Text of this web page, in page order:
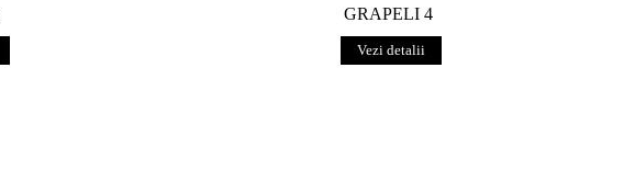
GRAPELI 4
Vezi detalii